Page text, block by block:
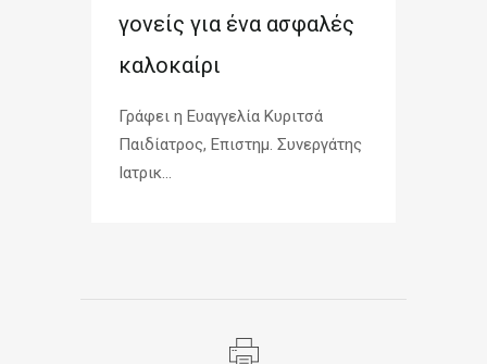
γονείς για ένα ασφαλές
καλοκαίρι
Γράφει η Ευαγγελία Κυριτσά
Παιδίατρος, Επιστημ. Συνεργάτης
Ιατρικ...